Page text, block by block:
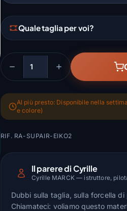
Quale taglia per voi?
Quantità
Al più presto: Disponibile nella
e colore)
RIF. RA-SUPAIR-EIKO2
Il parere di Cyrille
Cyrille MARCK — istruttore,
Dubbi sulla taglia, sulla forcella
Chiamateci: voliamo questo